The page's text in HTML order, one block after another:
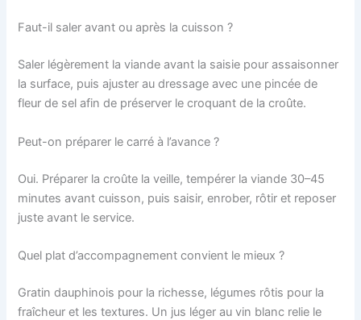
Faut-il saler avant ou après la cuisson ?
Saler légèrement la viande avant la saisie pour assaisonner
la surface, puis ajuster au dressage avec une pincée de
fleur de sel afin de préserver le croquant de la croûte.
Peut-on préparer le carré à l’avance ?
Oui. Préparer la croûte la veille, tempérer la viande 30–45
minutes avant cuisson, puis saisir, enrober, rôtir et reposer
juste avant le service.
Quel plat d’accompagnement convient le mieux ?
Gratin dauphinois pour la richesse, légumes rôtis pour la
fraîcheur et les textures. Un jus léger au vin blanc relie le